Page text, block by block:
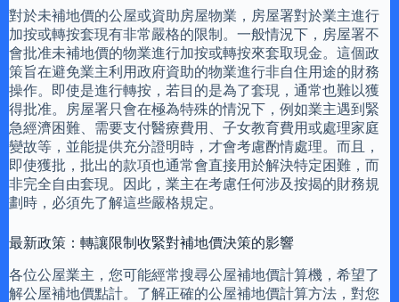
對於未補地價的公屋或資助房屋物業，房屋署對於業主進行
加按或轉按套現有非常嚴格的限制。一般情況下，房屋署不
會批准未補地價的物業進行加按或轉按來套取現金。這個政
策旨在避免業主利用政府資助的物業進行非自住用途的財務
操作。即使是進行轉按，若目的是為了套現，通常也難以獲
得批准。房屋署只會在極為特殊的情況下，例如業主遇到緊
急經濟困難、需要支付醫療費用、子女教育費用或處理家庭
變故等，並能提供充分證明時，才會考慮酌情處理。而且，
即使獲批，批出的款項也通常會直接用於解決特定困難，而
非完全自由套現。因此，業主在考慮任何涉及按揭的財務規
劃時，必須先了解這些嚴格規定。
最新政策：轉讓限制收緊對補地價決策的影響
各位公屋業主，您可能經常搜尋公屋補地價計算機，希望了
解公屋補地價點計。了解正確的公屋補地價計算方法，對您